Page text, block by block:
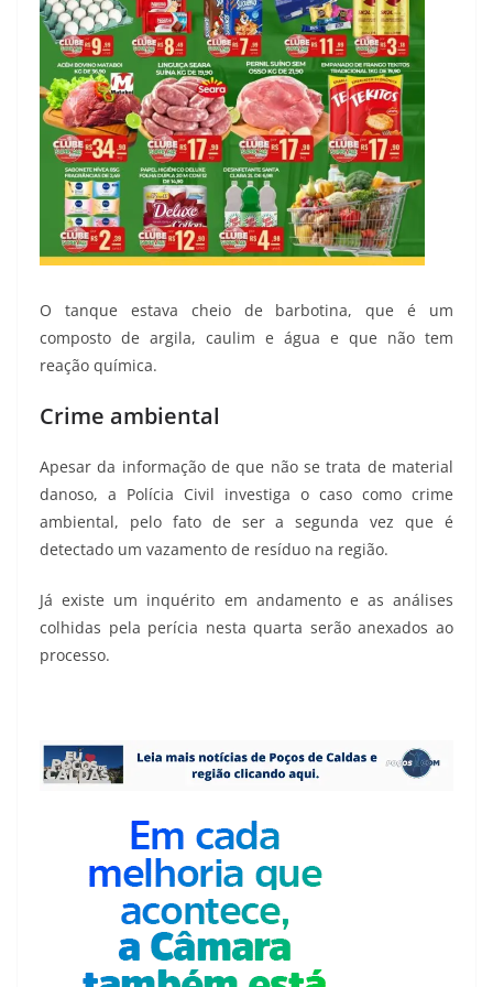
O tanque estava cheio de barbotina, que é um
composto de argila, caulim e água e que não tem
reação química.
Crime ambiental
Apesar da informação de que não se trata de material
danoso, a Polícia Civil investiga o caso como crime
ambiental, pelo fato de ser a segunda vez que é
detectado um vazamento de resíduo na região.
Já existe um inquérito em andamento e as análises
colhidas pela perícia nesta quarta serão anexados ao
processo.